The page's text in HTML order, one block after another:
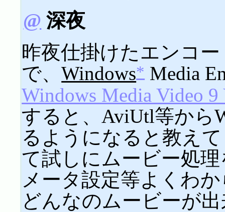
@ 深夜
昨夜仕掛けたエンコ
で、Windows* Media
Windows Media Video
すると、AviUtl等から
るようになると教え
て試しにムービー処
メータ設定等よくわ
どんなのムービーが